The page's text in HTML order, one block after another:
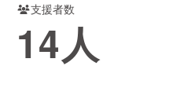
・ヘルスケア
支援者数
14人